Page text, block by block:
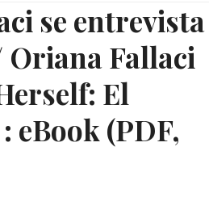
se entrevista
Oriana Fallaci
El
eBook (PDF,